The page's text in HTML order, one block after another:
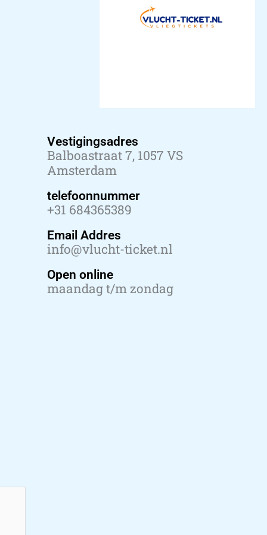
Vestigingsadres
Balboastraat 7, 1057 VS
Amsterdam
telefoonnummer
+31 684365389
Email Addres
info@vlucht-ticket.nl
Open online
maandag t/m zondag